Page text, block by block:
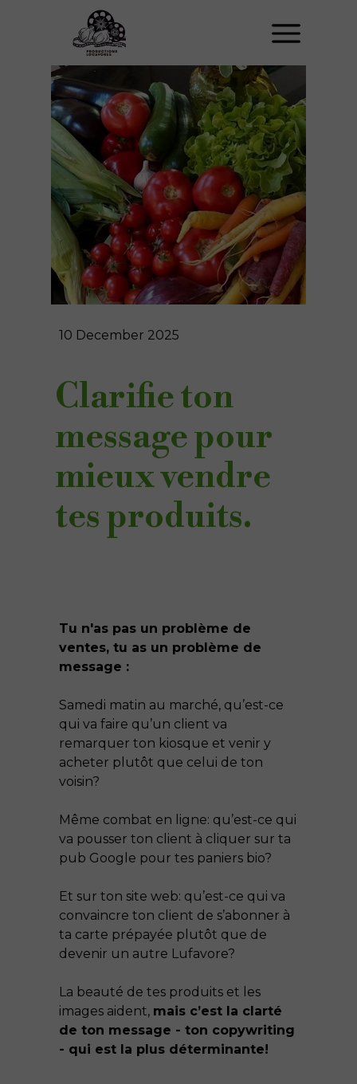
10 December 2025
Clarifie ton
message pour
mieux vendre
tes produits.
Tu n'as pas un problème de
ventes, tu as un problème de
message :
Samedi matin au marché, qu’est-ce
qui va faire qu’un client va
remarquer ton kiosque et venir y
acheter plutôt que celui de ton
voisin?
Même combat en ligne: qu’est-ce qui
va pousser ton client à cliquer sur ta
pub Google pour tes paniers bio?
Et sur ton site web: qu’est-ce qui va
convaincre ton client de s’abonner à
ta carte prépayée plutôt que de
devenir un autre Lufavore?
La beauté de tes produits et les
images aident, mais c’est la clarté
de ton message - ton copywriting
- qui est la plus déterminante!